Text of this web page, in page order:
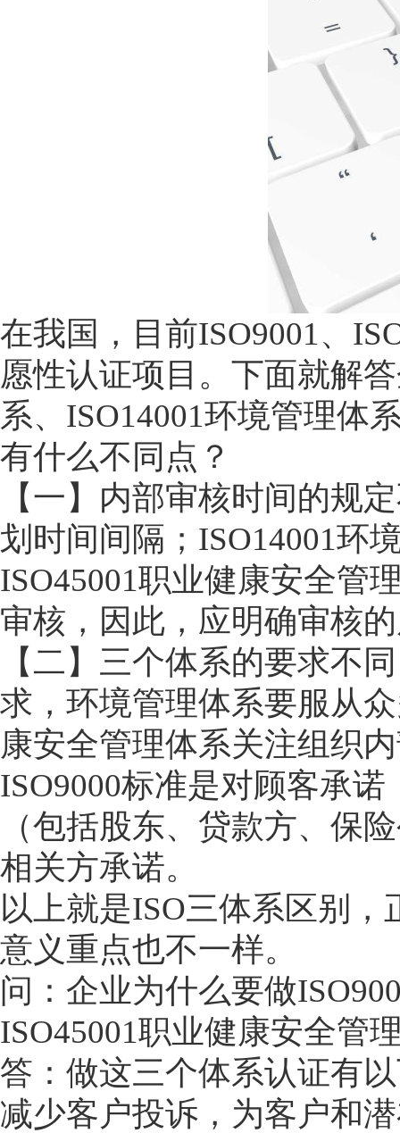
在我国，目前ISO9001、
愿性认证项目。下面就解
系、ISO14001环境管理体
有什么不同点？
【一】内部审核时间的规
划时间间隔；ISO14001环
ISO45001职业健康安全管
审核，因此，应明确审核
【二】三个体系的要求不
求，环境管理体系要服从
康安全管理体系关注组织
ISO9000标准是对顾客承
（包括股东、贷款方、保
相关方承诺。
以上就是ISO三体系区别
意义重点也不一样。
问：企业为什么要做
ISO45001职业健康安全管
答：做这三个体系认证有
减少客户投诉，为客户和